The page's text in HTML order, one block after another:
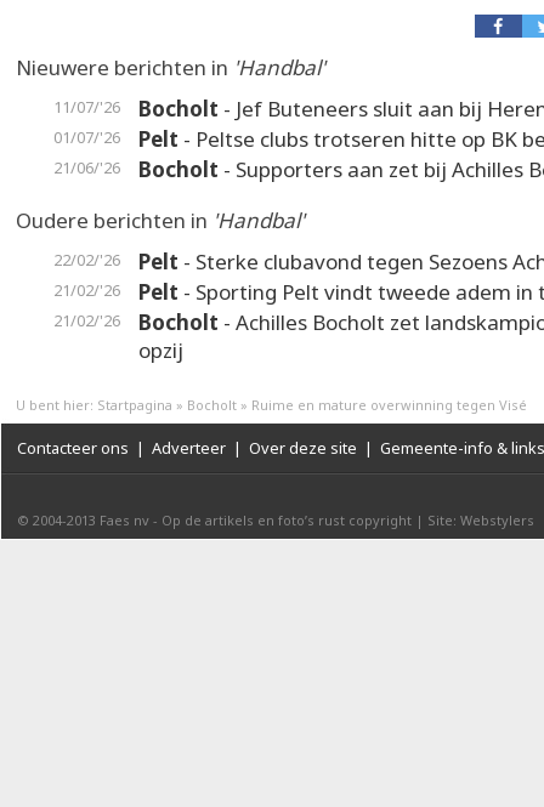
Nieuwere berichten in 'Handbal'
11/07/'26 Bocholt - Jef Buteneers sluit aan bij
01/07/'26 Pelt - Peltse clubs trotseren hitte op BK
21/06/'26 Bocholt - Supporters aan zet bij Achilles
Oudere berichten in 'Handbal'
22/02/'26 Pelt - Sterke clubavond tegen Sezoens
21/02/'26 Pelt - Sporting Pelt vindt tweede adem
21/02/'26 Bocholt - Achilles Bocholt zet
opzij
U bent hier: Startpagina » Bocholt » Ruime en mature overwinning tegen Visé
Contacteer ons | Adverteer | Over deze site | Gemeente-info & links
© 2004-2013 Faes nv - Op de artikels en foto’s rust copyright | Site: Webstylers